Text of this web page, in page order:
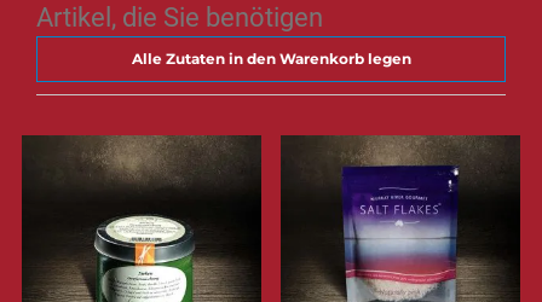
Artikel, die Sie benötigen
Alle Zutaten in den Warenkorb legen